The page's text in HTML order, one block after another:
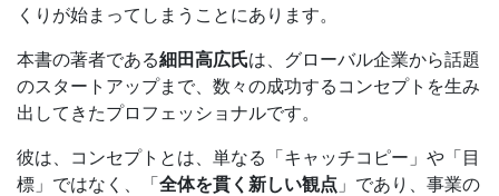
くりが始まってしまうことにあります。
本書の著者である細田高広氏は、グローバル企業から話題
のスタートアップまで、数々の成功するコンセプトを生み
出してきたプロフェッショナルです。
彼は、コンセプトとは、単なる「キャッチコピー」や「目
標」ではなく、「全体を貫く新しい観点 」であり、事業の